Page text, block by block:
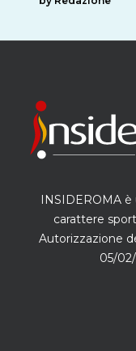
INSIDEROMA
carattere
Autorizzazione
05/